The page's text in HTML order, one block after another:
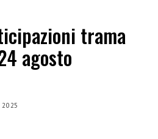
trama
agosto
2025